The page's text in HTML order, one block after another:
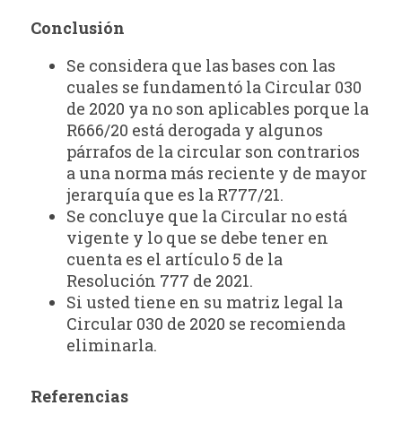
Conclusión
Se considera que las bases con las
cuales se fundamentó la Circular 030
de 2020 ya no son aplicables porque la
R666/20 está derogada y algunos
párrafos de la circular son contrarios
a una norma más reciente y de mayor
jerarquía que es la R777/21.
Se concluye que la Circular no está
vigente y lo que se debe tener en
cuenta es el artículo 5 de la
Resolución 777 de 2021.
Si usted tiene en su matriz legal la
Circular 030 de 2020 se recomienda
eliminarla.
Referencias